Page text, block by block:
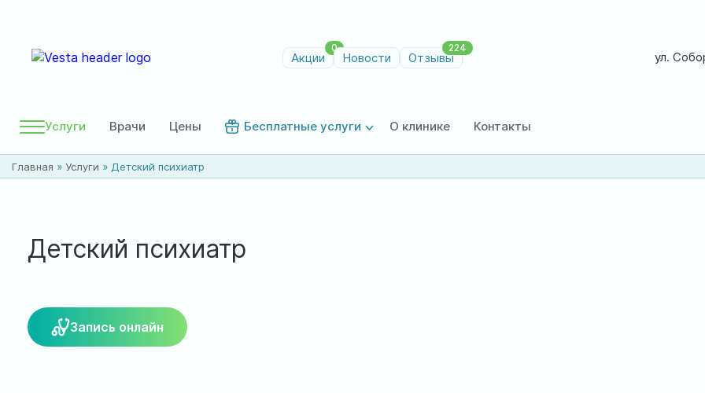
Акции
0
Новости Отзывы
224
ул.
Услуги Врачи Цены Бесплатные услуги О клинике Контакты
Главная » Услуги » Детский психиатр
Детский психиатр
Запись онлайн